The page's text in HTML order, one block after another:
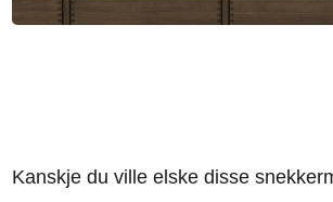
Kanskje du ville elske disse